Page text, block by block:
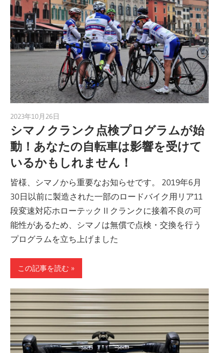
2023年10月26日
シマノクランク点検プログラムが始
動！あなたの自転車は影響を受けて
いるかもしれません！
皆様、シマノから重要なお知らせです。 2019年6月
30日以前に製造された一部のロードバイク用リア11
段変速対応ホローテックⅡクランクに接着不良の可
能性があるため、シマノは無償で点検・交換を行う
プログラムを立ち上げました
この記事を読む